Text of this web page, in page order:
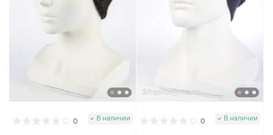
0 В наличии 0 В наличии